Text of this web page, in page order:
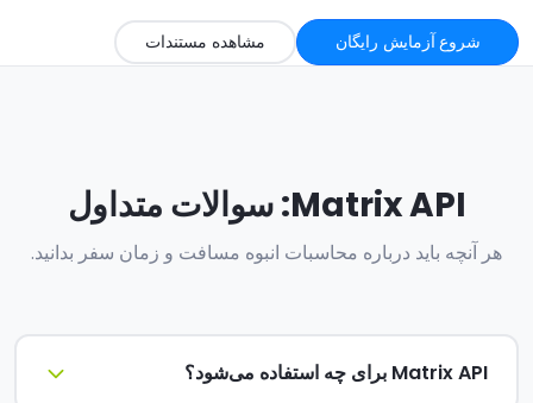
شروع آزمایش رایگان مشاهده مستندات
Matrix API: سوالات متداول
هر آنچه باید درباره محاسبات انبوه مسافت و زمان سفر بدانید.
Matrix API برای چه استفاده می‌شود؟